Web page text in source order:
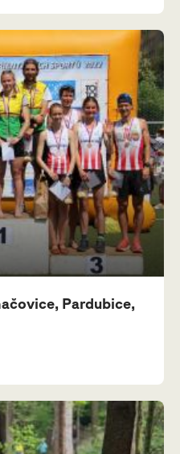
Pardubice,